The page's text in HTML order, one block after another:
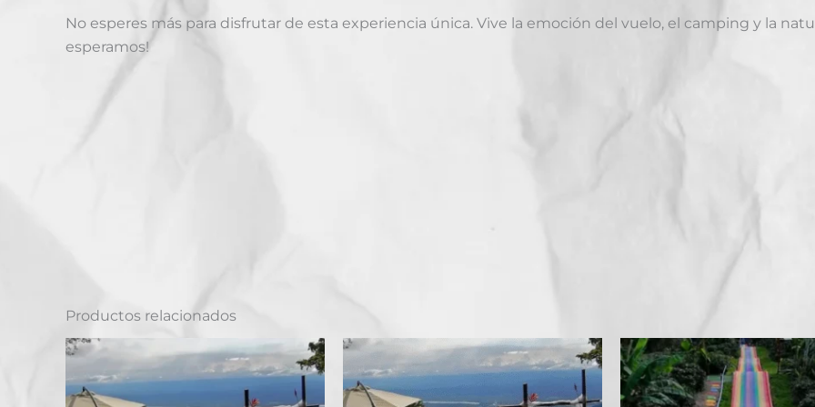
No esperes más para disfrutar de esta experiencia única. Vive la emoción del vuelo, el camping y la
esperamos!
Productos relacionados
Este
producto
tiene